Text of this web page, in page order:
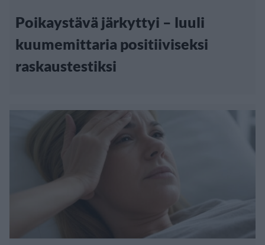
Poikaystävä järkyttyi – luuli
kuumemittaria positiiviseksi
raskaustestiksi